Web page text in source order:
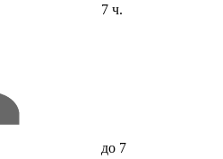
7 ч.
до 7